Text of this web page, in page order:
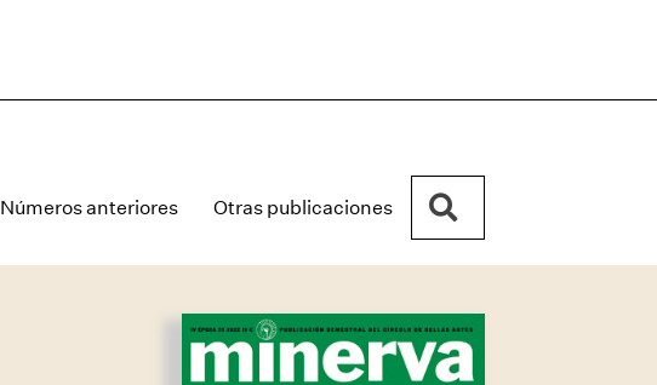
Números anteriores Otras publicaciones